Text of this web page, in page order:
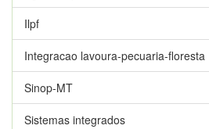
Ilpf
Integracao lavoura-pecuaria-floresta
Sinop-MT
Sistemas integrados